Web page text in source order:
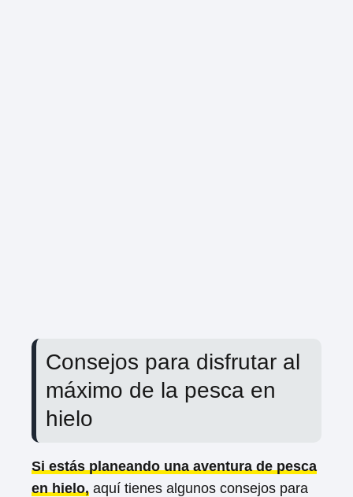
Consejos para disfrutar al
máximo de la pesca en
hielo
Si estás planeando una aventura de pesca
en hielo, aquí tienes algunos consejos para